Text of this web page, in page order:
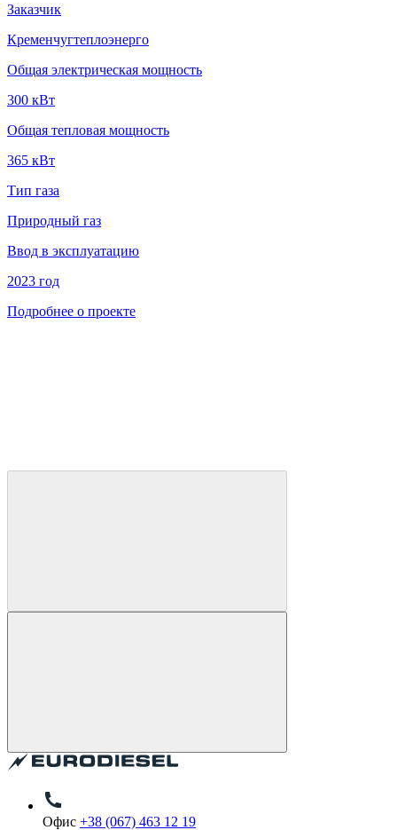
Заказчик
Кременчугтеплоэнерго
Общая электрическая мощность
300 кВт
Общая тепловая мощность
365 кВт
Тип газа
Природный газ
Ввод в эксплуатацию
2023 год
Подробнее о проекте
Офис +38 (067) 463 12 19